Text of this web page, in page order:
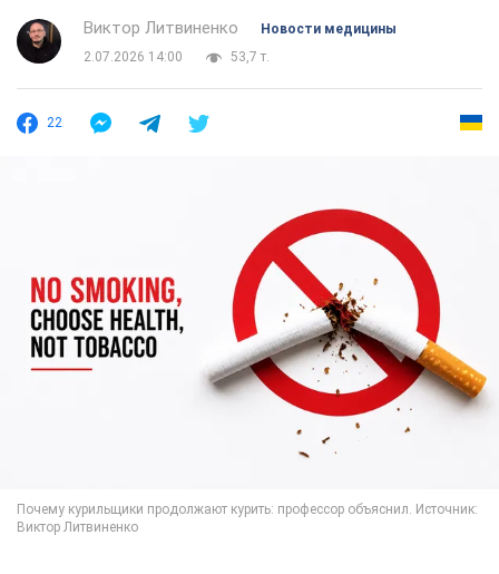
Виктор Литвиненко
Новости медицины
2.07.2026 14:00
53,7 т.
22